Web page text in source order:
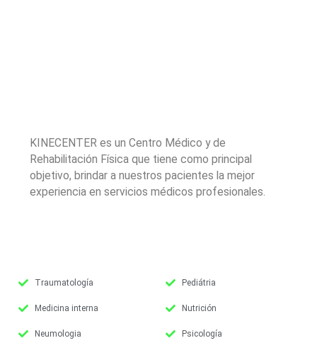
KINECENTER es un Centro Médico y de
Rehabilitación Física que tiene como principal
objetivo, brindar a nuestros pacientes la mejor
experiencia en servicios médicos profesionales.
Traumatología
Medicina interna
Neumologia
Pediátria
Nutrición
Psicología